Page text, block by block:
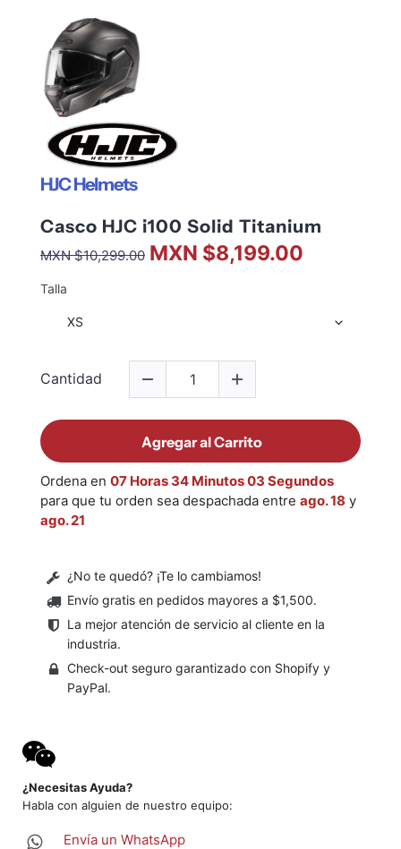
HJC Helmets
Casco HJC i100 Solid Titanium
MXN $10,299.00 MXN $8,199.00
Talla
Cantidad
Agregar al Carrito
Ordena en 07 Horas 34 Minutos 03 Segundos
para que tu orden sea despachada entre ago. 18 y
ago. 21
¿No te quedó? ¡Te lo cambiamos!
Envío gratis en pedidos mayores a $1,500.
La mejor atención de servicio al cliente en la
industria.
Check-out seguro garantizado con Shopify y
PayPal.
¿Necesitas Ayuda?
Habla con alguien de nuestro equipo:
Envía un WhatsApp